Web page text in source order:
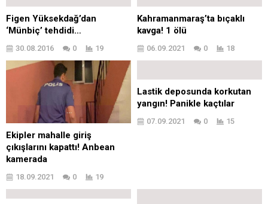
Figen Yüksekdağ’dan
‘Münbiç’ tehdidi…
30.08.2016 0 19
Kahramanmaraş’ta bıçaklı
kavga! 1 ölü
06.09.2021 0 18
Ekipler mahalle giriş
çıkışlarını kapattı! Anbean
kamerada
18.09.2021 0 19
Lastik deposunda korkutan
yangın! Panikle kaçtılar
07.09.2021 0 15